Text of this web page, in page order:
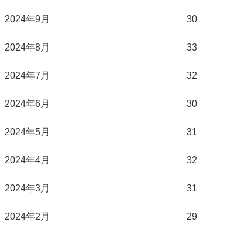
2024年9月 30
2024年8月 33
2024年7月 32
2024年6月 30
2024年5月 31
2024年4月 32
2024年3月 31
2024年2月 29